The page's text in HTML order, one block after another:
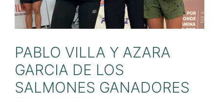
PABLO VILLA Y AZARA
GARCIA DE LOS
SALMONES GANADORES